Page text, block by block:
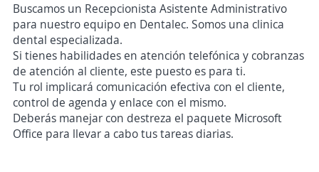
Buscamos un Recepcionista Asistente Administrativo
para nuestro equipo en Dentalec. Somos una clinica
dental especializada.
Si tienes habilidades en atención telefónica y cobranzas
de atención al cliente, este puesto es para ti.
Tu rol implicará comunicación efectiva con el cliente,
control de agenda y enlace con el mismo.
Deberás manejar con destreza el paquete Microsoft
Office para llevar a cabo tus tareas diarias.